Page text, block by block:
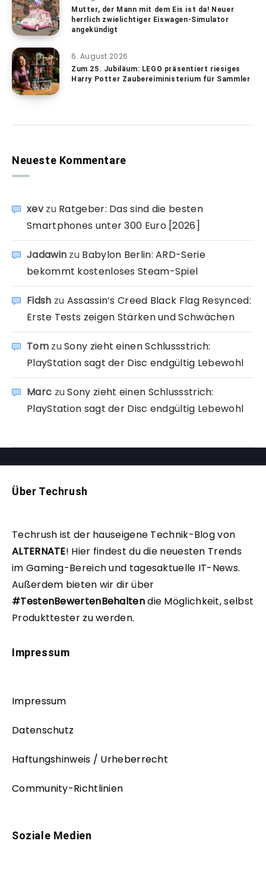
Mutter, der Mann mit dem Eis ist da! Neuer
herrlich zwielichtiger Eiswagen-Simulator
angekündigt
6. August 2026
Zum 25. Jubiläum: LEGO präsentiert riesiges
Harry Potter Zaubereiministerium für Sammler
Neueste Kommentare
xevzu Ratgeber: Das sind die besten
Smartphones unter 300 Euro [2026]
Jadawin zu Babylon Berlin: ARD-Serie
bekommt kostenloses Steam-Spiel
Fidsh zu Assassin’s Creed Black Flag Resynced:
Erste Tests zeigen Stärken und Schwächen
TomzuSony zieht einen Schlussstrich:
PlayStation sagt der Disc endgültig Lebewohl
Marc zuSony zieht einen Schlussstrich:
PlayStation sagt der Disc endgültig Lebewohl
Über Techrush
Techrush ist der hauseigene Technik-Blog von
ALTERNATE! Hier findest du die neuesten Trends
im Gaming-Bereich und tagesaktuelle IT-News.
Außerdem bieten wir dir über
#TestenBewertenBehaltendie Möglichkeit, selbst
Produkttester zu werden.
Impressum
Impressum
Datenschutz
Haftungshinweis / Urheberrecht
Community-Richtlinien
Soziale Medien